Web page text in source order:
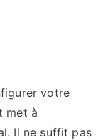
votre
met à
Il ne suffit pas